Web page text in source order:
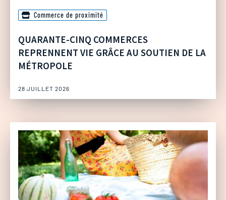
Commerce de proximité
QUARANTE-CINQ COMMERCES
REPRENNENT VIE GRÂCE AU SOUTIEN DE LA
MÉTROPOLE
28 JUILLET 2026